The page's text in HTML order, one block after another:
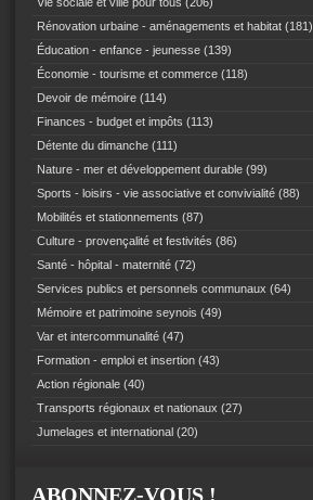
Rénovation urbaine - aménagements et habitat (181)
Éducation - enfance - jeunesse (139)
Économie - tourisme et commerce (118)
Devoir de mémoire (114)
Finances - budget et impôts (113)
Détente du dimanche (111)
Nature - mer et développement durable (99)
Sports - loisirs - vie associative et convivialité (88)
Mobilités et stationnements (87)
Culture - provençalité et festivités (86)
Santé - hôpital - maternité (72)
Services publics et personnels communaux (64)
Mémoire et patrimoine seynois (49)
Var et intercommunalité (47)
Formation - emploi et insertion (43)
Action régionale (40)
Transports régionaux et nationaux (27)
Jumelages et international (20)
ABONNEZ-VOUS !